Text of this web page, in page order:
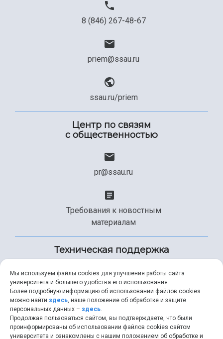
8 (846) 267-48-67
priem@ssau.ru
ssau.ru/priem
Центр по связям
с общественностью
pr@ssau.ru
Требования к новостным
материалам
Техническая поддержка
+7 (846) 267-49-99
help@ssau.ru
Мы используем файлы cookies для улучшения работы сайта
университета и большего удобства его использования.
Более подробную информацию об использовании файлов cookies
можно найти здесь, наше положение об обработке и защите
персональных данных – здесь.
Продолжая пользоваться сайтом, вы подтверждаете, что были
проинформированы об использовании файлов cookies сайтом
университета и ознакомлены с нашим положением об обработке и